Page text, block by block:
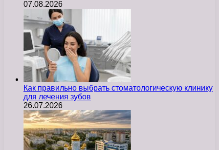
07.08.2026
Как правильно выбрать стоматологическую клинику
для лечения зубов
26.07.2026